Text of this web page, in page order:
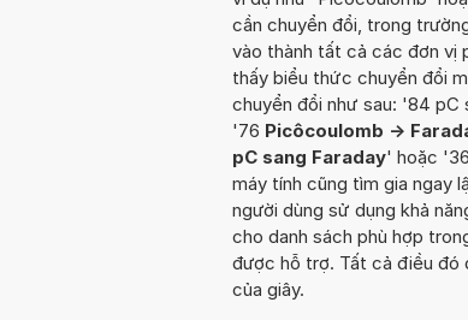
cần chuyển đổi, trong
vào thành tất cả các đơn vị
thấy biểu thức chuyển đổi
chuyển đổi như sau: '84 pC
'76 Picôcoulomb ->
pC sang Faraday' hoặc '36
máy tính cũng tìm gia ngay
người dùng sử dụng khả
cho danh sách phù hợp
được hỗ trợ. Tất cả điều đó
của giây.